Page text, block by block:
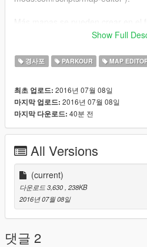
https://www.youtube.com/channel/
e6A
Installation
if you like the maps I'm doing
to follow you finding new maps
escapes the labyrinth
It has two movable walls
1. Unzip the zip file
2. pk8.xml ' in the game directory.
3.Carga the map using map editor
mods.com/scripts/map-editor ).
Show Full
경사포 PARKOUR MAP
최초 업로드: 2016년 07월 08일
마지막 업로드: 2016년 07월 08일
마지막 다운로드: 40분 전
All Versions
(current)
다운로드 3,630 , 238KB
2016년 07월 08일
댓글 2